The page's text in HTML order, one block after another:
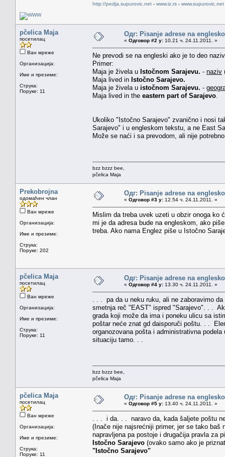
http://pedja.supurovic.net - www.iz.rs - www.supurovic.net
pčelica Maja
посетилац
Ван мреже
Организација:
Име и презиме:
Струка:
Поруке: 11
Одг: Pisanje adrese na
« Одговор #2 у: 10.21 ч. 24.11.2011. »
Ne prevodi se na engleski ako je to deo
Primer:
Maja je živela u Istočnom Sarajevu. - naziv
Maja lived in Istočno Sarajevo.
Maja je živela u istočnom Sarajevu. -
Maja lived in the eastern part of Sarajevo
Ukoliko "Istočno Sarajevo" zvanično i nosi
Sarajevo" i u engleskom tekstu, a ne East
Može se naći i sa prevodom, ali nije
bzz bzzz bee,
pčelica Maja
Prekobrojna
одомаћен члан
Ван мреже
Организација:
Име и презиме:
Струка:
Поруке: 202
Одг: Pisanje adrese na
« Одговор #3 у: 12.54 ч. 24.11.2011. »
Mislim da treba uvek uzeti u obzir onoga ko
mi je da adresa bude na engleskom, ako
treba. Ako nama Englez piše u Istočno
pčelica Maja
посетилац
Ван мреже
Организација:
Име и презиме:
Струка:
Поруке: 11
Одг: Pisanje adrese na
« Одговор #4 у: 13.30 ч. 24.11.2011. »
. . . pa da u neku ruku, ali ne zaboravimo
smetnja reč "EAST" ispred "Sarajevo". . .
grada koji može da ima i poneku ulicu sa
poštar neće znat gd daisporuči poštu. . .
organozovana pošta i administrativna
situaciju tamo. . .
bzz bzzz bee,
pčelica Maja
pčelica Maja
посетилац
Ван мреже
Организација:
Име и презиме:
Струка:
Поруке: 11
Одг: Pisanje adrese na
« Одговор #5 у: 13.40 ч. 24.11.2011. »
. . . i da. . . naravo da, kada šaljete poštu
(Inače nije najsrećniji primer, jer se tako
napravljena pa postoje i drugačija pravla za
Istočno Sarajevo (ovako samo ako je
"Istočno Sarajevo"